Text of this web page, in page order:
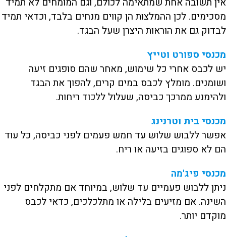
מסכימים. לכן ההמלצות הן קווים מנחים בלבד, וכדאי תמיד
לבדוק גם את הוראות היצרן שעל הבגד.
מכנסי ספורט וטייץ
יש לכבס אחרי כל שימוש, מאחר שהם סופגים זיעה
ושומנים. מומלץ לכבס במים קרים, להפוך את הבגד
ולהימנע ממרכך כביסה, שעלול ללכוד ריחות.
מכנסי בית וטרנינג
אפשר ללבוש שלוש עד חמש פעמים לפני כביסה, כל עוד
הם לא ספוגים בזיעה או ריח.
מכנסי פיג'מה
ניתן ללבוש פעמיים עד שלוש, במיוחד אם מתקלחים לפני
השינה. אם מזיעים בלילה או מתלכלכים, כדאי לכבס
מוקדם יותר.